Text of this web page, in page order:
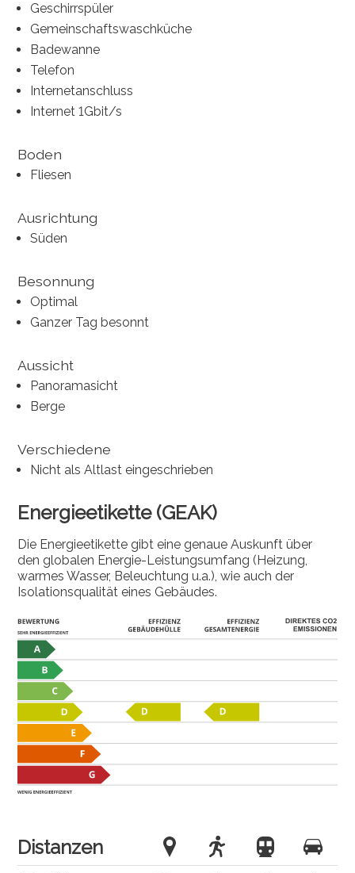
Geschirrspüler
Gemeinschaftswaschküche
Badewanne
Telefon
Internetanschluss
Internet 1Gbit/s
Boden
Fliesen
Ausrichtung
Süden
Besonnung
Optimal
Ganzer Tag besonnt
Aussicht
Panoramasicht
Berge
Verschiedene
Nicht als Altlast eingeschrieben
Energieetikette (GEAK)
Die Energieetikette gibt eine genaue Auskunft über
den globalen Energie-Leistungsumfang (Heizung,
warmes Wasser, Beleuchtung u.a.), wie auch der
Isolationsqualität eines Gebäudes.
Distanzen